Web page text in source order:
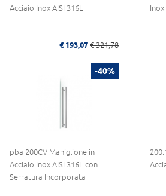
Acciaio Inox AISI 316L
€ 193,07 € 321,78
Inox
-40%
pba 200CV Maniglione in
Acciaio Inox AISI 316L con
Serratura Incorporata